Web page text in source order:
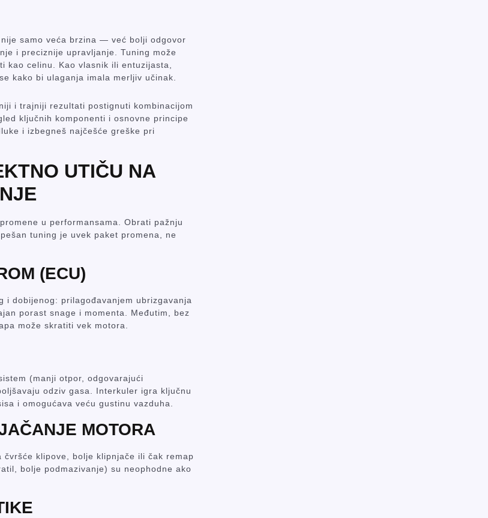
samo veća brzina — već bolji odgovor
i preciznije upravljanje. Tuning može
kao celinu. Kao vlasnik ili entuzijasta,
kako bi ulaganja imala merljiv učinak.
i trajniji rezultati postignuti kombinacijom
ključnih komponenti i osnovne principe
i izbegneš najčešće greške pri
UTIČU NA
u performansama. Obrati pažnju
tuning je uvek paket promena, ne
(ECU)
i dobijenog: prilagođavanjem ubrizgavanja
porast snage i momenta. Međutim, bez
može skratiti vek motora.
(manji otpor, odgovarajući
odziv gasa. Interkuler igra ključnu
i omogućava veću gustinu vazduha.
MOTORA
klipove, bolje klipnjače ili čak remap
bolje podmazivanje) su neophodne ako